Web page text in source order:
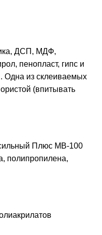
ДСП, МДФ,
пенопласт, гипс и
Одна из склеиваемых
(впитывать
Плюс МВ-100
полипропилена,